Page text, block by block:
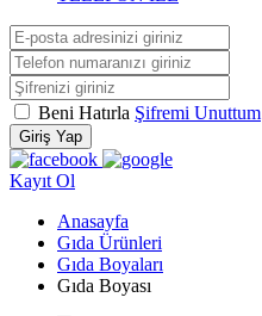
Beni Hatırla Şifremi Unuttum
Giriş Yap
Kayıt Ol
Anasayfa
Gıda Ürünleri
Gıda Boyaları
Gıda Boyası